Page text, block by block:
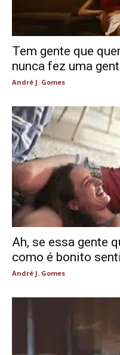
Tem gente que
nunca fez uma
André J. Gomes
Ah, se essa gente
como é bonito
André J. Gomes